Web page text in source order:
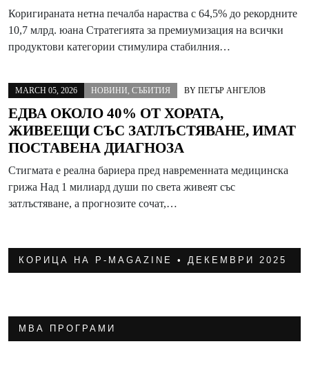
Коригираната нетна печалба нараства с 64,5% до рекордните
10,7 млрд. юана Стратегията за премиумизация на всички
продуктови категории стимулира стабилния…
MARCH 05, 2026 НОВИНИ СЪБИТИЯ BY ПЕТЪР АНГЕЛОВ
ЕДВА ОКОЛО 40% ОТ ХОРАТА,
ЖИВЕЕЩИ СЪС ЗАТЛЪСТЯВАНЕ, ИМАТ
ПОСТАВЕНА ДИАГНОЗА
Стигмата е реална бариера пред навременната медицинска
грижа Над 1 милиард души по света живеят със
затлъстяване, а прогнозите сочат,…
КОРИЦА НА P-MAGAZINE • ДЕКЕМВРИ 2025
МВА ПРОГРАМИ